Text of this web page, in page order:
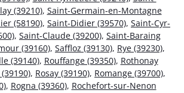
(39210), Saint-Germain-en-Montagne
(58190), Saint-Didier (39570), Saint-Cyr-
, Saint-Claude (39200), Saint-Baraing
(39160), Saffloz (39130), Rye (39230),
(39140), Rouffange (39350), Rothonay
, Rosay (39190), Romange (39700),
, Rogna (39360), Rochefort-sur-Nenon